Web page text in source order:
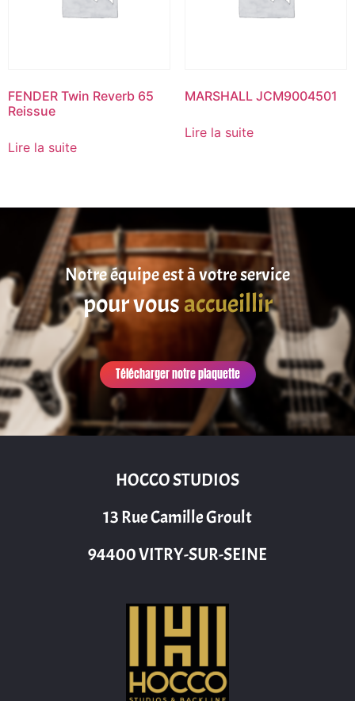
FENDER Twin Reverb 65
Reissue
Lire la suite
MARSHALL JCM9004501
Lire la suite
Notre équipe est à votre service
pour vousaccueillir
Télécharger notre plaquette
HOCCO STUDIOS
13 Rue Camille Groult
94400 VITRY-SUR-SEINE